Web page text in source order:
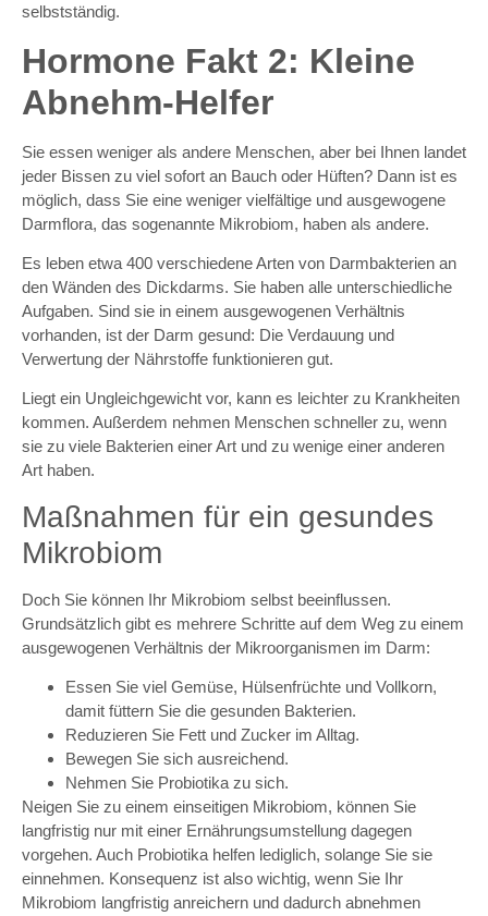
selbstständig.
Hormone Fakt 2: Kleine
Abnehm-Helfer
Sie essen weniger als andere Menschen, aber bei Ihnen landet
jeder Bissen zu viel sofort an Bauch oder Hüften? Dann ist es
möglich, dass Sie eine weniger vielfältige und ausgewogene
Darmflora, das sogenannte Mikrobiom, haben als andere.
Es leben etwa 400 verschiedene Arten von Darmbakterien an
den Wänden des Dickdarms. Sie haben alle unterschiedliche
Aufgaben. Sind sie in einem ausgewogenen Verhältnis
vorhanden, ist der Darm gesund: Die Verdauung und
Verwertung der Nährstoffe funktionieren gut.
Liegt ein Ungleichgewicht vor, kann es leichter zu Krankheiten
kommen. Außerdem nehmen Menschen schneller zu, wenn
sie zu viele Bakterien einer Art und zu wenige einer anderen
Art haben.
Maßnahmen für ein gesundes
Mikrobiom
Doch Sie können Ihr Mikrobiom selbst beeinflussen.
Grundsätzlich gibt es mehrere Schritte auf dem Weg zu einem
ausgewogenen Verhältnis der Mikroorganismen im Darm:
Essen Sie viel Gemüse, Hülsenfrüchte und Vollkorn,
damit füttern Sie die gesunden Bakterien.
Reduzieren Sie Fett und Zucker im Alltag.
Bewegen Sie sich ausreichend.
Nehmen Sie Probiotika zu sich.
Neigen Sie zu einem einseitigen Mikrobiom, können Sie
langfristig nur mit einer Ernährungsumstellung dagegen
vorgehen. Auch Probiotika helfen lediglich, solange Sie sie
einnehmen. Konsequenz ist also wichtig, wenn Sie Ihr
Mikrobiom langfristig anreichern und dadurch abnehmen